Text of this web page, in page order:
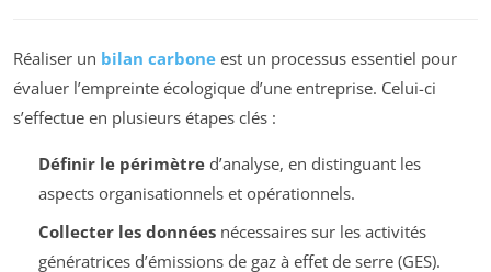
Réaliser un bilan carbone est un processus essentiel pour
évaluer l’empreinte écologique d’une entreprise. Celui-ci
s’effectue en plusieurs étapes clés :
Définir le périmètred’analyse, en distinguant les
aspects organisationnels et opérationnels.
Collecter les donnéesnécessaires sur les activités
génératrices d’émissions de gaz à effet de serre (GES).